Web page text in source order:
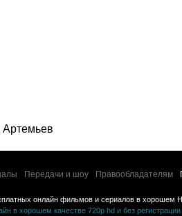
Передачи и шоу Правообладателям
онлайн фильмов и сериалов в хорошем
в хорошем качестве 720p hd и без